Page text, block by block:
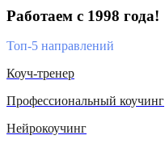
Работаем с 1998 года!
Топ-5 направлений
Коуч-тренер
Профессиональный коучинг
Нейрокоучинг